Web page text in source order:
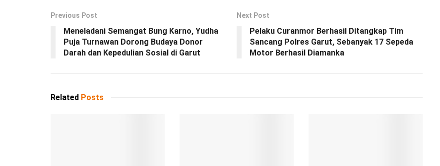
Previous Post
Meneladani Semangat Bung Karno, Yudha
Puja Turnawan Dorong Budaya Donor
Darah dan Kepedulian Sosial di Garut
Next Post
Pelaku Curanmor Berhasil Ditangkap Tim
Sancang Polres Garut, Sebanyak 17 Sepeda
Motor Berhasil Diamanka
Related Posts